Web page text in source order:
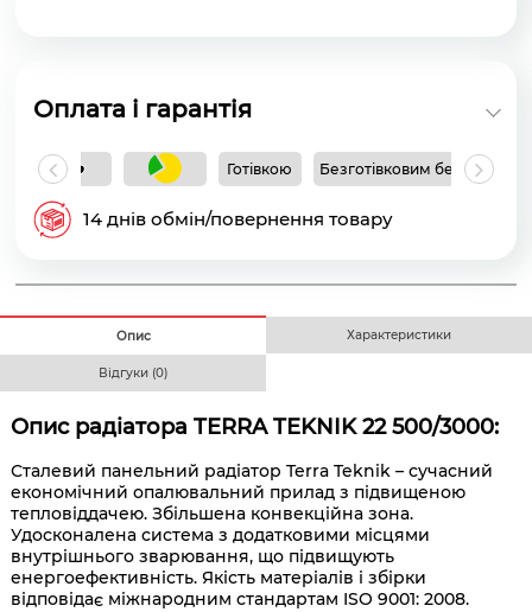
Оплата і гарантія
Готівкою Безготівковим без ПДВ
14 днів обмін/повернення товару
Опис Характеристики
Відгуки (0)
Опис радіатора TERRA TEKNIK 22 500/3000:
Сталевий панельний радіатор Terra Teknik – сучасний
економічний опалювальний прилад з підвищеною
тепловіддачею. Збільшена конвекційна зона.
Удосконалена система з додатковими місцями
внутрішнього зварювання, що підвищують
енергоефективність. Якість матеріалів і збірки
відповідає міжнародним стандартам ISO 9001: 2008.